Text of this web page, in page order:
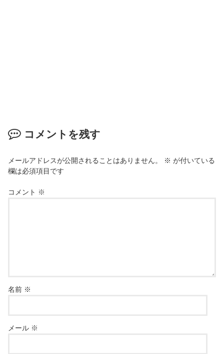
コメントを残す
メールアドレスが公開されることはありません。 ※ が付いている
欄は必須項目です
コメント ※
名前 ※
メール ※